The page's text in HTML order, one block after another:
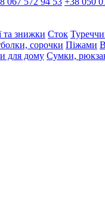
та знижки Сток
сорочки Піжами
для дому Сумки,